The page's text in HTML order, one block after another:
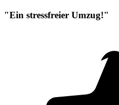
"Ein stressfreier Umzug!"